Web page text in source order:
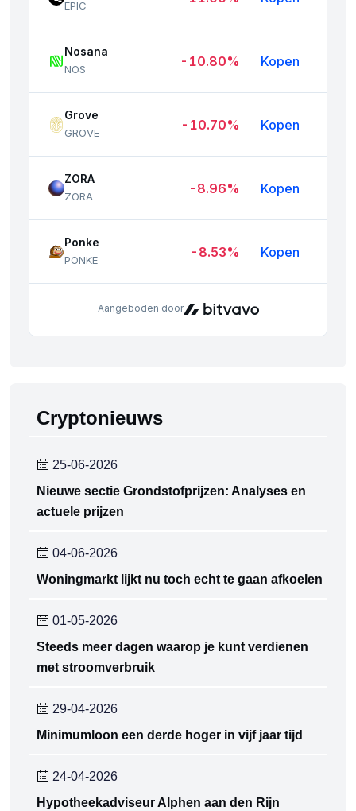
Cryptonieuws
25-06-2026
Nieuwe sectie Grondstofprijzen: Analyses en
actuele prijzen
04-06-2026
Woningmarkt lijkt nu toch echt te gaan afkoelen
01-05-2026
Steeds meer dagen waarop je kunt verdienen
met stroomverbruik
29-04-2026
Minimumloon een derde hoger in vijf jaar tijd
24-04-2026
Hypotheekadviseur Alphen aan den Rijn